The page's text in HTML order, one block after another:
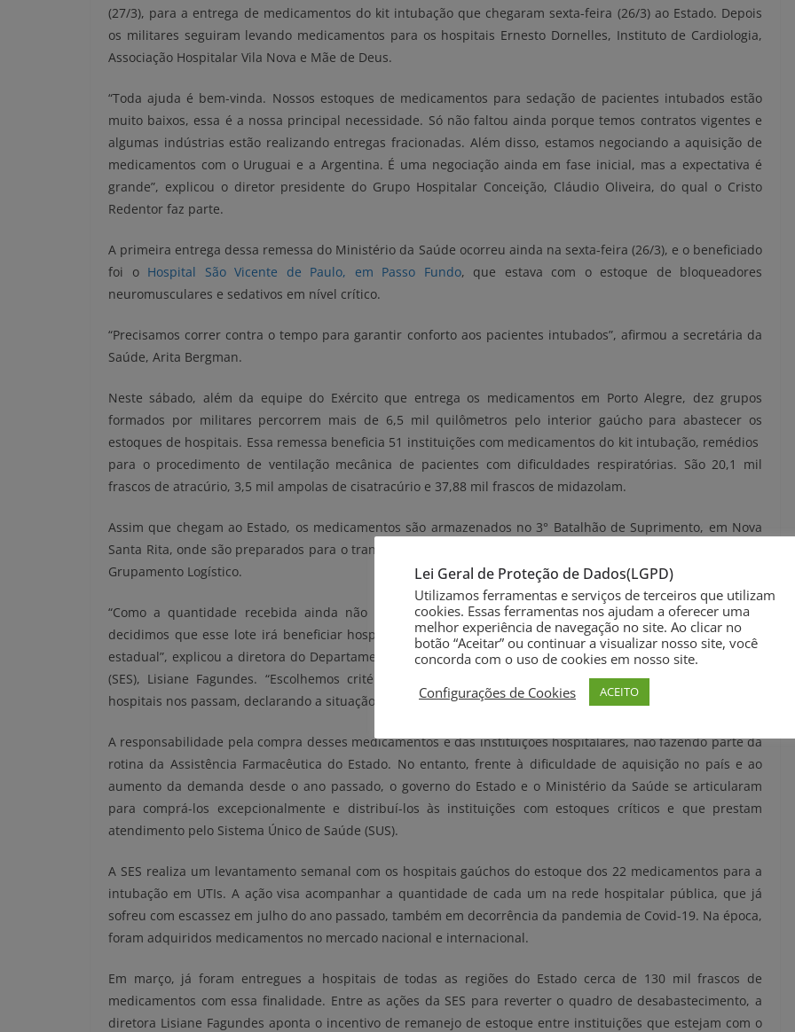
(27/3), para a entrega de medicamentos do kit intubação que chegaram sexta-feira (26/3) ao Estado. Depois
os militares seguiram levando medicamentos para os hospitais Ernesto Dornelles, Instituto de Cardiologia,
Associação Hospitalar Vila Nova e Mãe de Deus.
“Toda ajuda é bem-vinda. Nossos estoques de medicamentos para sedação de pacientes intubados estão
muito baixos, essa é a nossa principal necessidade. Só não faltou ainda porque temos contratos vigentes e
algumas indústrias estão realizando entregas fracionadas. Além disso, estamos negociando a aquisição de
medicamentos com o Uruguai e a Argentina. É uma negociação ainda em fase inicial, mas a expectativa é
grande”, explicou o diretor presidente do Grupo Hospitalar Conceição, Cláudio Oliveira, do qual o Cristo
Redentor faz parte.
A primeira entrega dessa remessa do Ministério da Saúde ocorreu ainda na sexta-feira (26/3), e o beneficiado
foi o Hospital São Vicente de Paulo, em Passo Fundo, que estava com o estoque de bloqueadores
neuromusculares e sedativos em nível crítico.
“Precisamos correr contra o tempo para garantir conforto aos pacientes intubados”, afirmou a secretária da
Saúde, Arita Bergman.
Neste sábado, além da equipe do Exército que entrega os medicamentos em Porto Alegre, dez grupos
formados por militares percorrem mais de 6,5 mil quilômetros pelo interior gaúcho para abastecer os
estoques de hospitais. Essa remessa beneficia 51 instituições com medicamentos do kit intubação, remédios
para o procedimento de ventilação mecânica de pacientes com dificuldades respiratórias. São 20,1 mil
frascos de atracúrio, 3,5 mil ampolas de cisatracúrio e 37,88 mil frascos de midazolam.
Assim que chegam ao Estado, os medicamentos são armazenados no 3° Batalhão de Suprimento, em Nova
Santa Rita, onde são preparados para o transporte e entrega imediata aos hospitais, responsabilidade do 3°
Grupamento Logístico.
“Como a quantidade recebida ainda não corresponde ao total do que solicitamos ao governo federal,
decidimos que esse lote irá beneficiar hospitais que têm leitos de UTI e compõem o sistema de regulação
estadual”, explicou a diretora do Departamento de Gestão da Atenção Especializada da Secretaria da Saúde
(SES), Lisiane Fagundes. “Escolhemos critérios técnicos baseados no relatório semanal que os próprios
hospitais nos passam, declarando a situação dos estoques desses medicamentos.”
A responsabilidade pela compra desses medicamentos é das instituições hospitalares, não fazendo parte da
rotina da Assistência Farmacêutica do Estado. No entanto, frente à dificuldade de aquisição no país e ao
aumento da demanda desde o ano passado, o governo do Estado e o Ministério da Saúde se articularam
para comprá-los excepcionalmente e distribuí-los às instituições com estoques críticos e que prestam
atendimento pelo Sistema Único de Saúde (SUS).
A SES realiza um levantamento semanal com os hospitais gaúchos do estoque dos 22 medicamentos para a
intubação em UTIs. A ação visa acompanhar a quantidade de cada um na rede hospitalar pública, que já
sofreu com escassez em julho do ano passado, também em decorrência da pandemia de Covid-19. Na época,
foram adquiridos medicamentos no mercado nacional e internacional.
Em março, já foram entregues a hospitais de todas as regiões do Estado cerca de 130 mil frascos de
medicamentos com essa finalidade. Entre as ações da SES para reverter o quadro de desabastecimento, a
diretora Lisiane Fagundes aponta o incentivo de remanejo de estoque entre instituições que estejam com o
Lei Geral de Proteção de Dados(LGPD)
Utilizamos ferramentas e serviços de terceiros que utilizam
cookies. Essas ferramentas nos ajudam a oferecer uma
melhor experiência de navegação no site. Ao clicar no
botão “Aceitar” ou continuar a visualizar nosso site, você
concorda com o uso de cookies em nosso site.
Configurações de Cookies
ACEITO